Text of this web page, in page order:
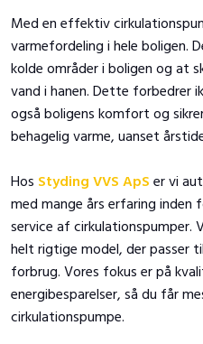
Med en effektiv
varmefordeling i hele boligen.
kolde områder i boligen og at
vand i hanen. Dette forbedrer
også boligens komfort og
behagelig varme, uanset
Hos Styding VVS ApSer vi
med mange års erfaring
service af
helt rigtige model, der passer
forbrug. Vores fokus er på
energibesparelser, så du får
cirkulationspumpe.